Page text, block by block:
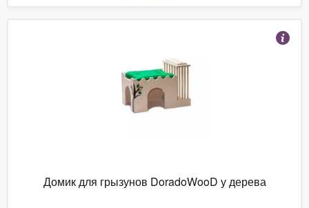
Домик для грызунов DoradoWooD у дерева